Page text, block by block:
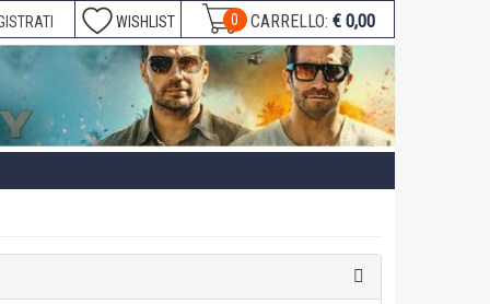
0 CARRELLO: € 0,00
WISHLIST